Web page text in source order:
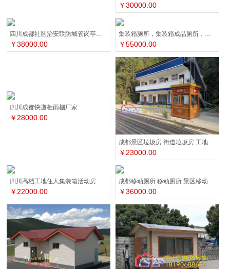
￥30000.00
￥38000.00 ￥55000.00
四川成都快递柜雨棚厂家
￥28000.00
成都景区垃圾房 街道垃圾房 工地垃圾房
￥23000.00
四川高档工地住人集装箱活动房厂家
￥22000.00
成都移动厕所 移动厕所 景区移动厕所
￥36000.00